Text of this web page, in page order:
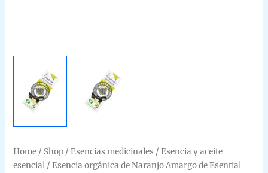
Home / Shop /Esencias medicinales /Esencia y aceite
esencial / Esencia orgánica de Naranjo Amargo de Esential